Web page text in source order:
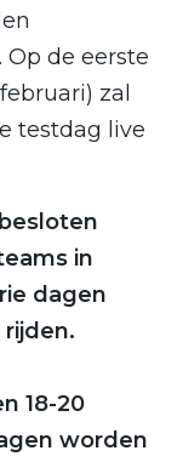
. Op de eerste
zal
testdag live
in
dagen
18-20
worden